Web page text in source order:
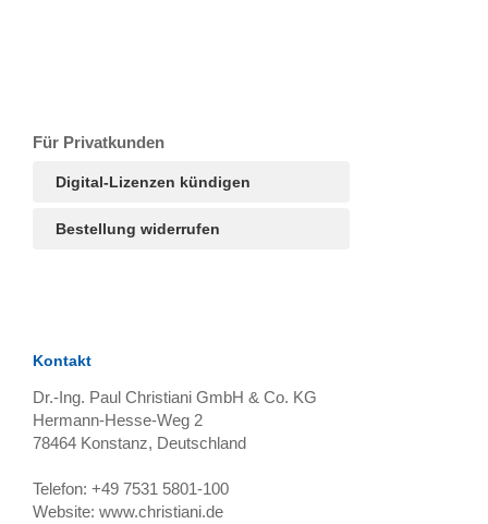
Für Privatkunden
Digital-Lizenzen kündigen
Bestellung widerrufen
Kontakt
Dr.-Ing. Paul Christiani GmbH & Co. KG
Hermann-Hesse-Weg 2
78464 Konstanz, Deutschland
Telefon: +49 7531 5801-100
Website: www.christiani.de